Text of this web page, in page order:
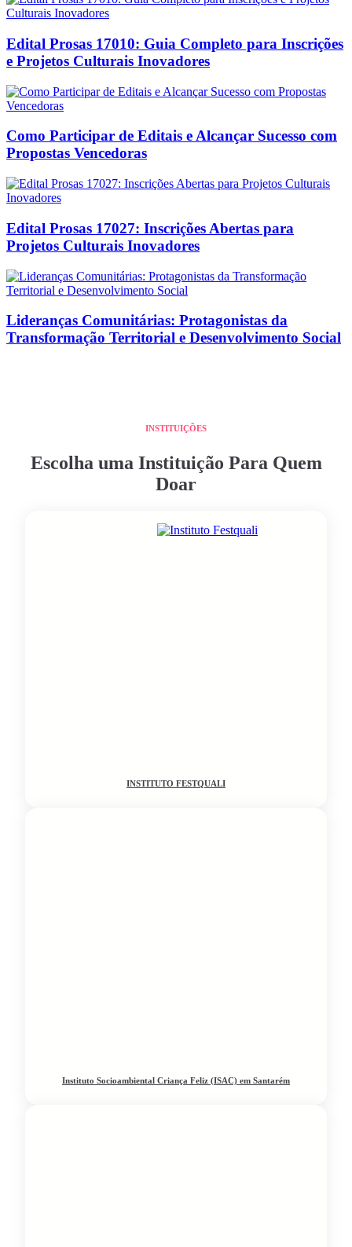
Edital Prosas 17010: Guia Completo para Inscrições
e Projetos Culturais Inovadores
Como Participar de Editais e Alcançar Sucesso com
Propostas Vencedoras
Edital Prosas 17027: Inscrições Abertas para
Projetos Culturais Inovadores
Lideranças Comunitárias: Protagonistas da
Transformação Territorial e Desenvolvimento Social
INSTITUIÇÕES
Escolha uma Instituição Para Quem
Doar
INSTITUTO FESTQUALI
Instituto Socioambiental Criança Feliz (ISAC) em Santarém